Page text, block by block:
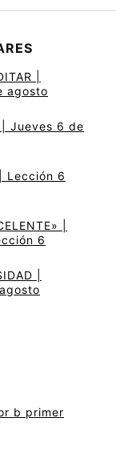
|
agosto
| Jueves 6 de
Lección 6
|
6
|
b primer